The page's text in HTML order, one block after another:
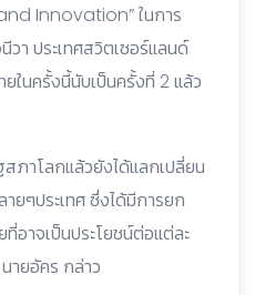
Innovation” ในการ
า ประเทศสวิตเซอร์แลนด์
ในครั้งนี้นับเป็นครั้งที่ 2 แล้ว
สภาโลกแล้วยังได้แลกเปลี่ยน
ยๆประเทศ ซึ่งได้มีการยก
อาจเป็นประโยชน์ต่อแต่ละ
ายอัคร กล่าว